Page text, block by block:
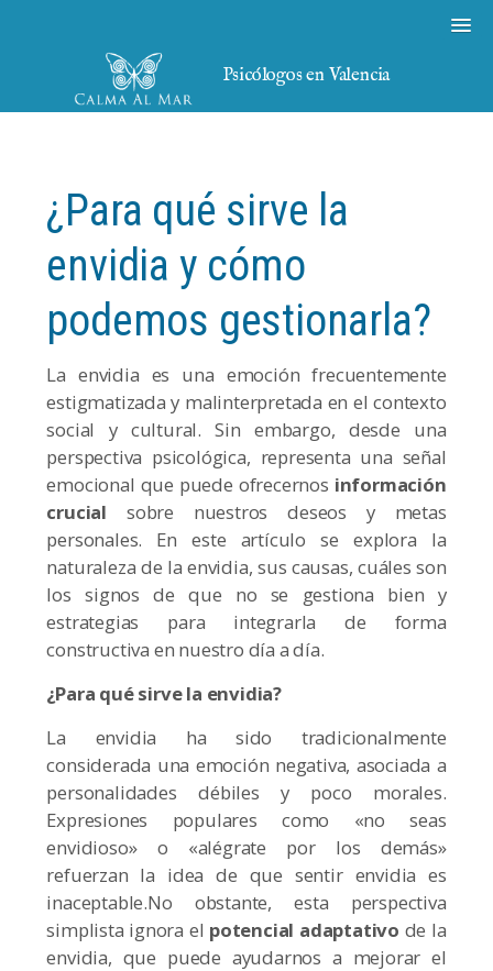
Psicólogos en Valencia
¿Para qué sirve la
envidia y cómo
podemos gestionarla?
La envidia es una emoción frecuentemente
estigmatizada y malinterpretada en el contexto
social y cultural. Sin embargo, desde una
perspectiva psicológica, representa una señal
emocional que puede ofrecernos información
crucial sobre nuestros deseos y metas
personales. En este artículo se explora la
naturaleza de la envidia, sus causas, cuáles son
los signos de que no se gestiona bien y
estrategias para integrarla de forma
constructiva en nuestro día a día.
¿Para qué sirve la envidia?
La envidia ha sido tradicionalmente
considerada una emoción negativa, asociada a
personalidades débiles y poco morales.
Expresiones populares como «no seas
envidioso» o «alégrate por los demás»
refuerzan la idea de que sentir envidia es
inaceptable.No obstante, esta perspectiva
simplista ignora el potencial adaptativo de la
envidia, que puede ayudarnos a mejorar el